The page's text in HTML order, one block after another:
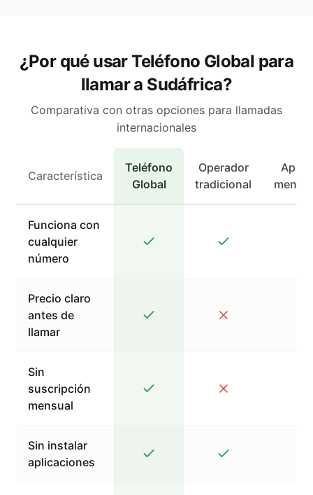
¿Por qué usar Teléfono Global para
llamar a Sudáfrica?
Comparativa con otras opciones para llamadas
internacionales
Característica
Teléfono
Global
Operador
tradicional
Apps
Funciona con
cualquier
número
Precio claro
antes de
llamar
Sin
suscripción
mensual
Sin instalar
aplicaciones